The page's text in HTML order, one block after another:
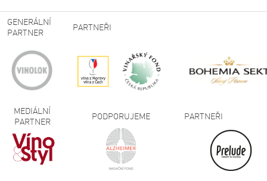
GENERÁLNÍ
PARTNER
PARTNEŘI
MEDIÁLNÍ
PARTNER
PODPORUJEME PARTNEŘI